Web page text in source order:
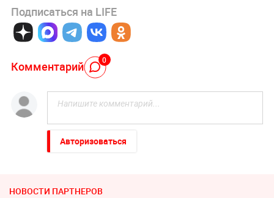
Подписаться на LIFE
Комментарий 0
Авторизоваться
НОВОСТИ ПАРТНЕРОВ